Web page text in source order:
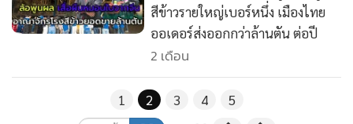
สีข้าวรายใหญ่เบอร์หนึ่ง เมืองไทย
ออเดอร์ส่งออกกว่าล้านตัน ต่อปี
2 เดือน
1 2 3 4 5